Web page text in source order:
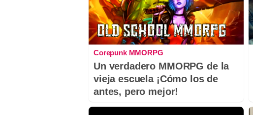
Corepunk MMORPG
Un verdadero MMORPG de la
vieja escuela ¡Cómo los de
antes, pero mejor!